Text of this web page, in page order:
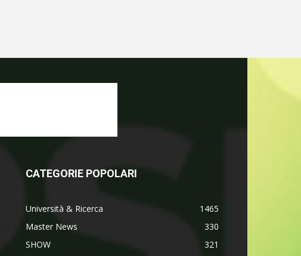
CATEGORIE POPOLARI
Università & Ricerca
1465
Master News
330
SHOW
321